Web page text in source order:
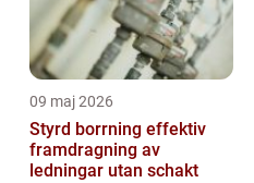
09 maj 2026
Styrd borrning effektiv
framdragning av
ledningar utan schakt